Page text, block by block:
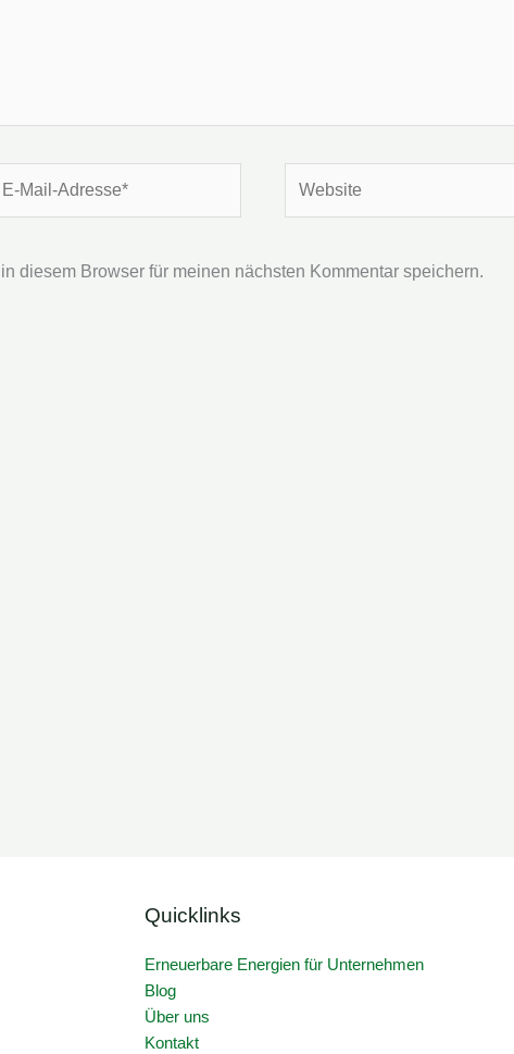
diesem Browser für meinen nächsten Kommentar speichern.
Quicklinks
Erneuerbare Energien für Unternehmen
Blog
Über uns
Kontakt